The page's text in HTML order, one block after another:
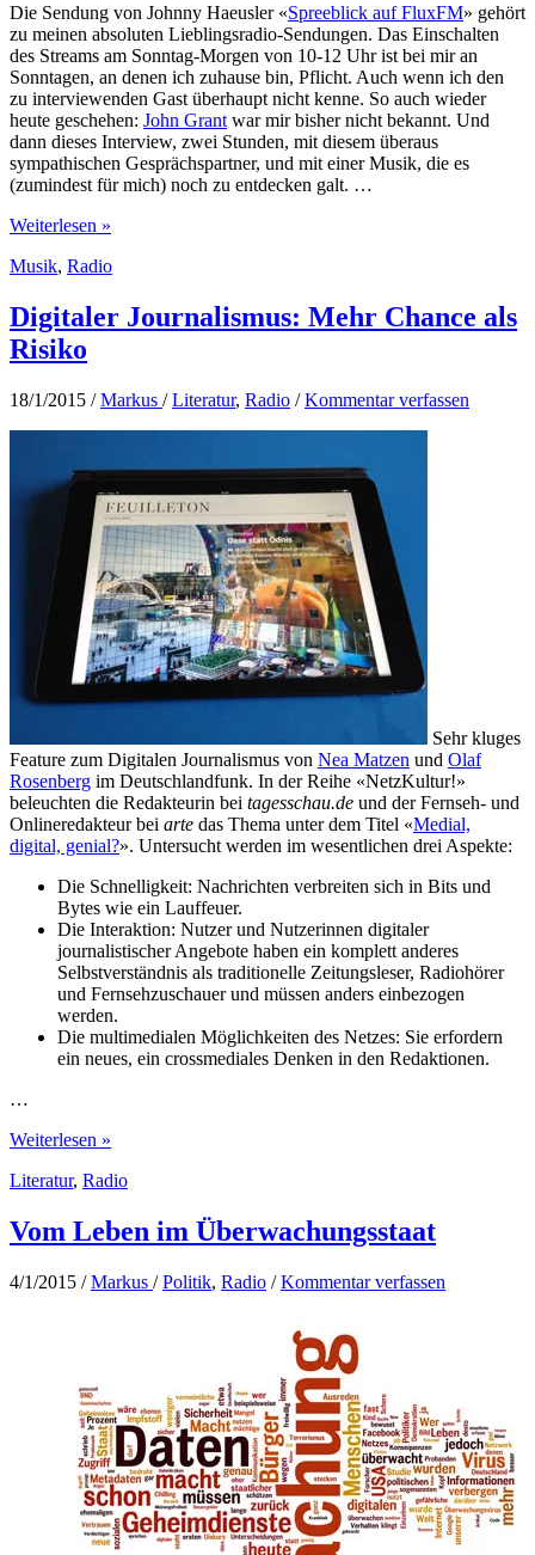
Die Sendung von Johnny Haeusler «Spreeblick auf FluxFM» gehört
zu meinen absoluten Lieblingsradio-Sendungen. Das Einschalten
des Streams am Sonntag-Morgen von 10-12 Uhr ist bei mir an
Sonntagen, an denen ich zuhause bin, Pflicht. Auch wenn ich den
zu interviewenden Gast überhaupt nicht kenne. So auch wieder
heute geschehen: John Grant war mir bisher nicht bekannt. Und
dann dieses Interview, zwei Stunden, mit diesem überaus
sympathischen Gesprächspartner, und mit einer Musik, die es
(zumindest für mich) noch zu entdecken galt. …
John
–
bei
FluxFM
Spreeblick
Weiterlesen »
Musik, Radio
Digitaler Journalismus: Mehr Chance als
Risiko
18/1/2015 /Markus /Literatur, Radio /Kommentar verfassen
Sehr kluges
Feature zum Digitalen Journalismus von Nea Matzen und Olaf
Rosenberg im Deutschlandfunk. In der Reihe «NetzKultur!»
beleuchten die Redakteurin bei tagesschau.de und der Fernseh- und
Onlineredakteur bei arte das Thema unter dem Titel «Medial,
digital, genial?». Untersucht werden im wesentlichen drei Aspekte:
Die Schnelligkeit: Nachrichten verbreiten sich in Bits und
Bytes wie ein Lauffeuer.
Die Interaktion: Nutzer und Nutzerinnen digitaler
journalistischer Angebote haben ein komplett anderes
Selbstverständnis als traditionelle Zeitungsleser, Radiohörer
und Fernsehzuschauer und müssen anders einbezogen
werden.
Die multimedialen Möglichkeiten des Netzes: Sie erfordern
ein neues, ein crossmediales Denken in den Redaktionen.
…
Digitaler
Mehr
als
Risiko
Weiterlesen »
Literatur, Radio
Vom Leben im Überwachungsstaat
4/1/2015 /Markus /Politik, Radio /Kommentar verfassen